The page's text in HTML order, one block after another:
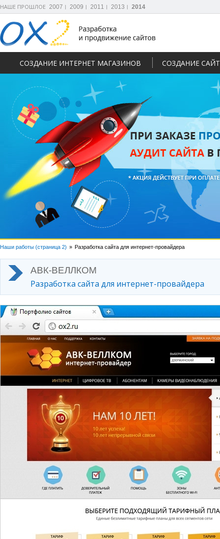
СОЗДАНИЕ ИНТЕРНЕТ МАГАЗИНОВ СОЗДАНИЕ
НАШЕ ПРОШЛОЕ 2007 2009 2011 2013 2014
Наши работы (страница 2) Разработка сайта для интернет-провайдера
АВК-ВЕЛЛКОМ
Разработка сайта для интернет-провайдера